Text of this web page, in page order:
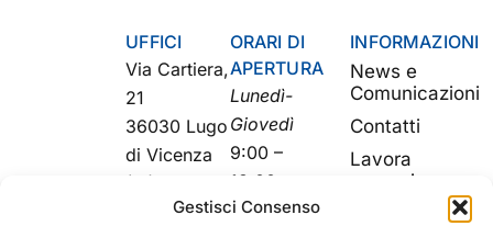
Gestisci Consenso
UFFICI
Via Cartiera,
21
36030 Lugo
di Vicenza
ORARI DI
APERTURA
Lunedì-
Giovedì
9:00 –
13:00 e
14:00 –
INFORMAZIONI
News e
Comunicazioni
Contatti
Lavora
con noi
Certificazioni